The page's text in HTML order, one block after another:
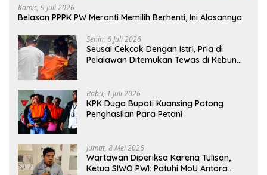
Kamis, 9 Juli 2026
Belasan PPPK PW Meranti Memilih Berhenti, Ini Alasannya
Senin, 6 Juli 2026
Seusai Cekcok Dengan Istri, Pria di
Pelalawan Ditemukan Tewas di Kebun
Rabu, 1 Juli 2026
KPK Duga Bupati Kuansing Potong
Penghasilan Para Petani
Jumat, 8 Mei 2026
Wartawan Diperiksa Karena Tulisan,
Ketua SIWO PWI: Patuhi MoU Antara